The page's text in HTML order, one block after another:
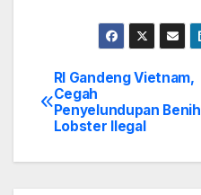
Post
navigation
RI Gandeng Vietnam,
Cegah
Penyelundupan Benih
Lobster Ilegal